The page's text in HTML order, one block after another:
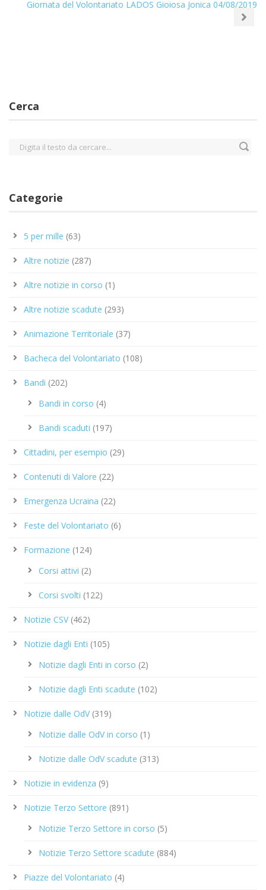
Giornata del Volontariato LADOS Gioiosa Jonica 04/08/2019
Cerca
Categorie
5 per mille (63)
Altre notizie (287)
Altre notizie in corso (1)
Altre notizie scadute (293)
Animazione Territoriale (37)
Bacheca del Volontariato (108)
Bandi (202)
Bandi in corso (4)
Bandi scaduti (197)
Cittadini, per esempio (29)
Contenuti di Valore (22)
Emergenza Ucraina (22)
Feste del Volontariato (6)
Formazione (124)
Corsi attivi (2)
Corsi svolti (122)
Notizie CSV(462)
Notizie dagli Enti (105)
Notizie dagli Enti in corso (2)
Notizie dagli Enti scadute (102)
Notizie dalle OdV(319)
Notizie dalle OdV in corso (1)
Notizie dalle OdV scadute (313)
Notizie in evidenza (9)
Notizie Terzo Settore (891)
Notizie Terzo Settore in corso (5)
Notizie Terzo Settore scadute (884)
Piazze del Volontariato (4)